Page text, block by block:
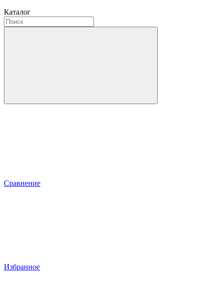
Каталог
Сравнение
Избранное